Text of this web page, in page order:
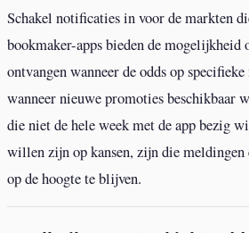
Schakel notificaties in voor de markten
bookmaker-apps bieden de mogelijkheid
ontvangen wanneer de odds op
wanneer nieuwe promoties beschikbaar
die niet de hele week met de app bezig
willen zijn op kansen, zijn die
op de hoogte te blijven.